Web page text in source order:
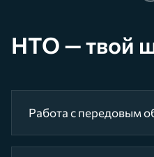
НТО — твой
Работа с передовым